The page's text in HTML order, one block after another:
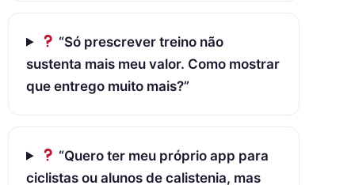
“Só prescrever treino não
sustenta mais meu valor. Como mostrar
que entrego muito mais?”
“Quero ter meu próprio app para
ciclistas ou alunos de calistenia, mas